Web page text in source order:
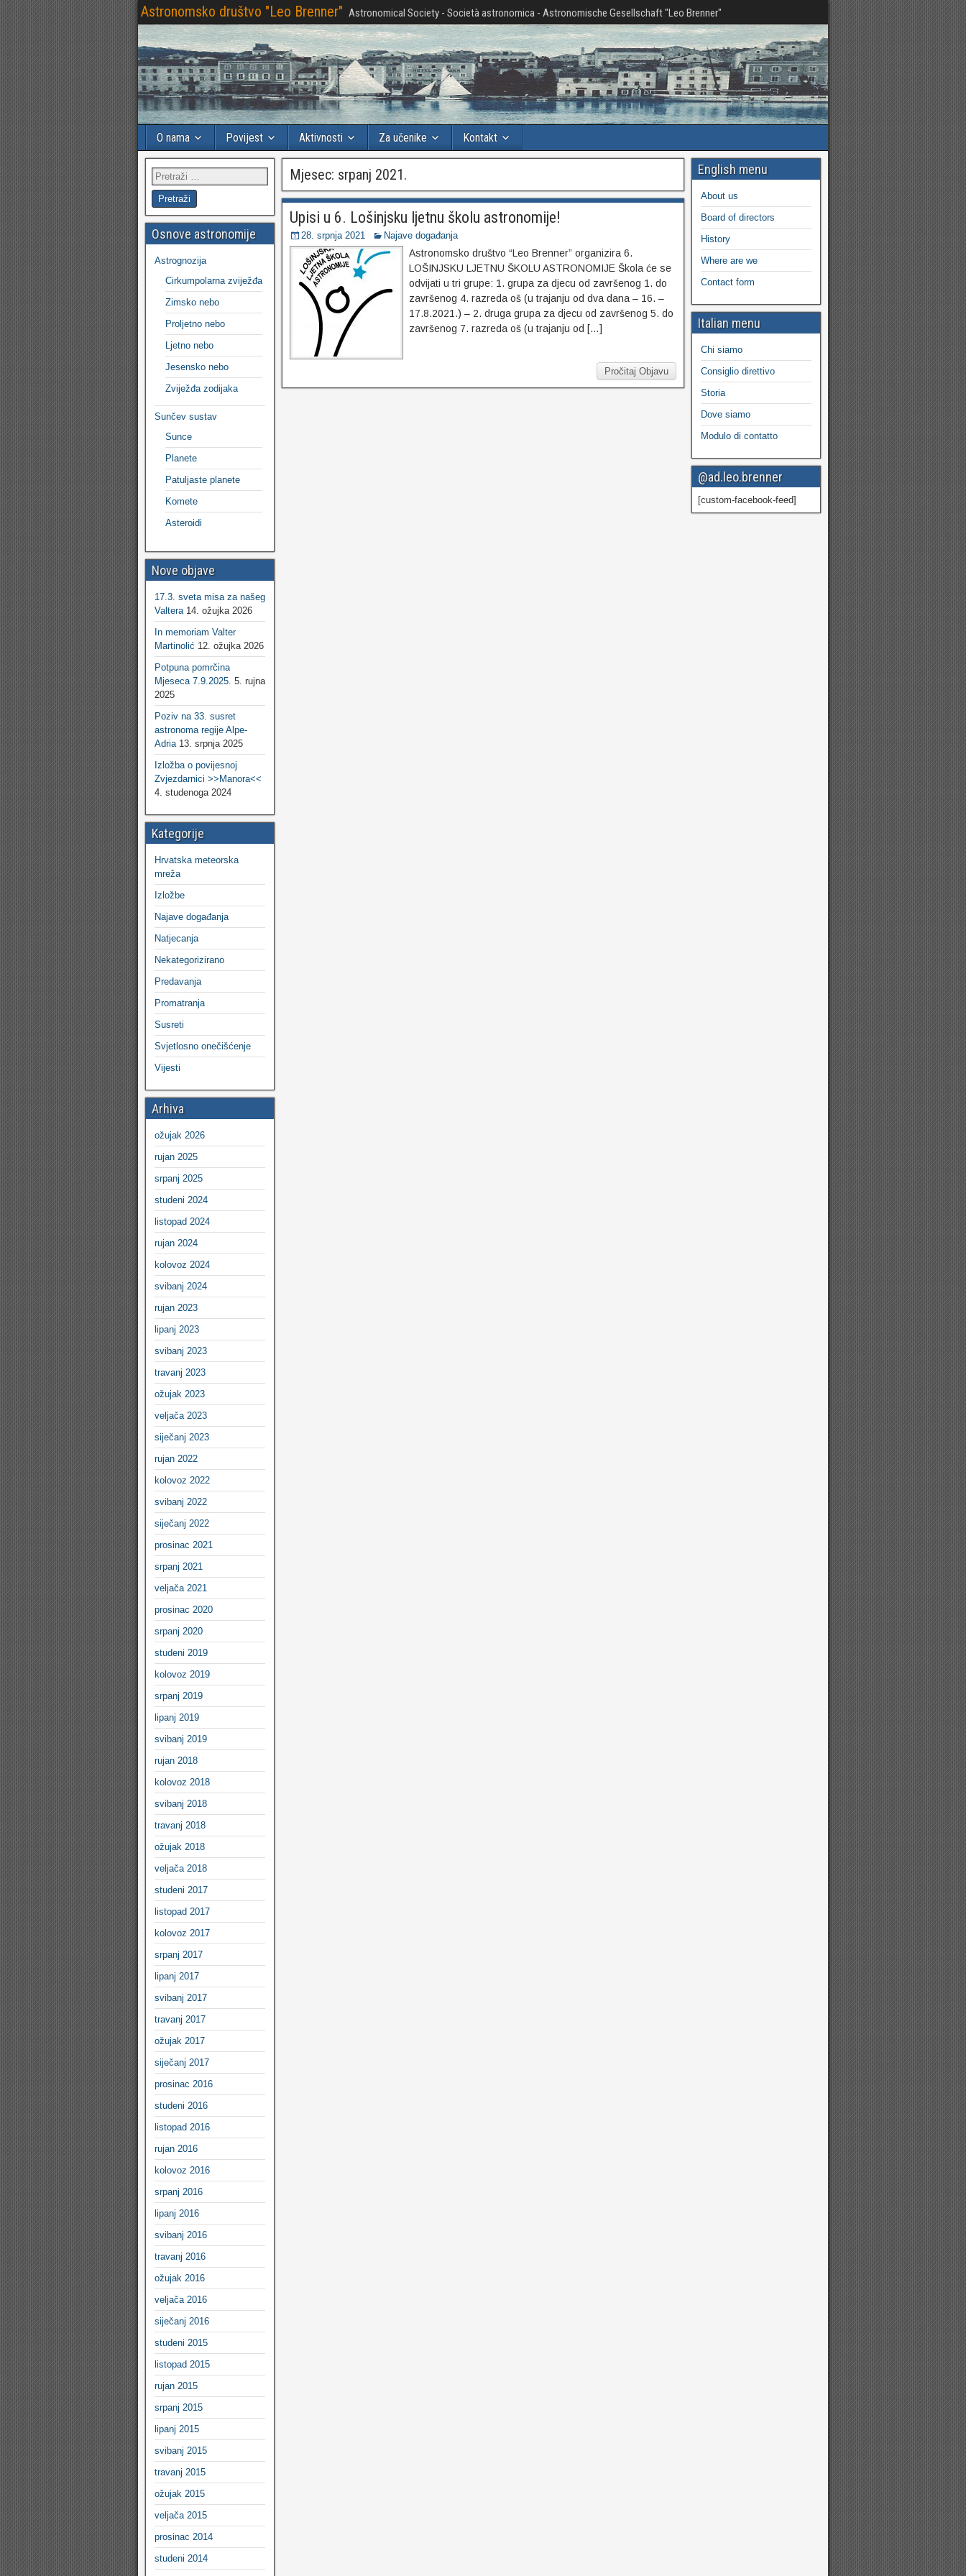
Astronomsko društvo "Leo Brenner" Astronomical Society - Società astronomica - Astronomische Gesellschaft "Leo Brenner"
O nama Povijest Aktivnosti Za učenike Kontakt
Mjesec: srpanj 2021.
Upisi u 6. Lošinjsku ljetnu školu astronomije!
28. srpnja 2021 Najave događanja
Astronomsko društvo “Leo Brenner” organizira 6.
LOŠINJSKU LJETNU ŠKOLU ASTRONOMIJE Škola će se
odvijati u tri grupe: 1. grupa za djecu od završenog 1. do
završenog 4. razreda oš (u trajanju od dva dana – 16. –
17.8.2021.) – 2. druga grupa za djecu od završenog 5. do
završenog 7. razreda oš (u trajanju od […]
Pročitaj Objavu
Osnove astronomije
Astrognozija
Cirkumpolarna zviježđa
Zimsko nebo
Proljetno nebo
Ljetno nebo
Jesensko nebo
Zviježđa zodijaka
Sunčev sustav
Sunce
Planete
Patuljaste planete
Komete
Asteroidi
Nove objave
17.3. sveta misa za našeg
Valtera 14. ožujka 2026
In memoriam Valter
Martinolić 12. ožujka 2026
Potpuna pomrčina
Mjeseca 7.9.2025. 5. rujna
2025
Poziv na 33. susret
astronoma regije Alpe-
Adria 13. srpnja 2025
Izložba o povijesnoj
Zvjezdarnici >>Manora<<
4. studenoga 2024
Kategorije
Hrvatska meteorska
mreža
Izložbe
Najave događanja
Natjecanja
Nekategorizirano
Predavanja
Promatranja
Susreti
Svjetlosno onečišćenje
Vijesti
Arhiva
ožujak 2026
rujan 2025
srpanj 2025
studeni 2024
listopad 2024
rujan 2024
kolovoz 2024
svibanj 2024
rujan 2023
lipanj 2023
svibanj 2023
travanj 2023
ožujak 2023
veljača 2023
siječanj 2023
rujan 2022
kolovoz 2022
svibanj 2022
siječanj 2022
prosinac 2021
srpanj 2021
veljača 2021
prosinac 2020
srpanj 2020
studeni 2019
kolovoz 2019
srpanj 2019
lipanj 2019
svibanj 2019
rujan 2018
kolovoz 2018
svibanj 2018
travanj 2018
ožujak 2018
veljača 2018
studeni 2017
listopad 2017
kolovoz 2017
srpanj 2017
lipanj 2017
svibanj 2017
travanj 2017
ožujak 2017
siječanj 2017
prosinac 2016
studeni 2016
listopad 2016
rujan 2016
kolovoz 2016
srpanj 2016
lipanj 2016
svibanj 2016
travanj 2016
ožujak 2016
veljača 2016
siječanj 2016
studeni 2015
listopad 2015
rujan 2015
srpanj 2015
lipanj 2015
svibanj 2015
travanj 2015
ožujak 2015
veljača 2015
prosinac 2014
studeni 2014
English menu
About us
Board of directors
History
Where are we
Contact form
Italian menu
Chi siamo
Consiglio direttivo
Storia
Dove siamo
Modulo di contatto
@ad.leo.brenner
[custom-facebook-feed]